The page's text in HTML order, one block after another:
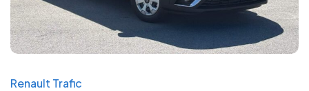
Renault Trafic